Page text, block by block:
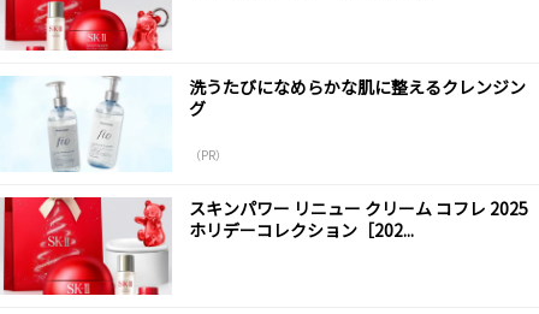
洗うたびになめらかな肌に整えるクレンジン
グ
（PR）
スキンパワー リニュー クリーム コフレ 2025
ホリデーコレクション［202...